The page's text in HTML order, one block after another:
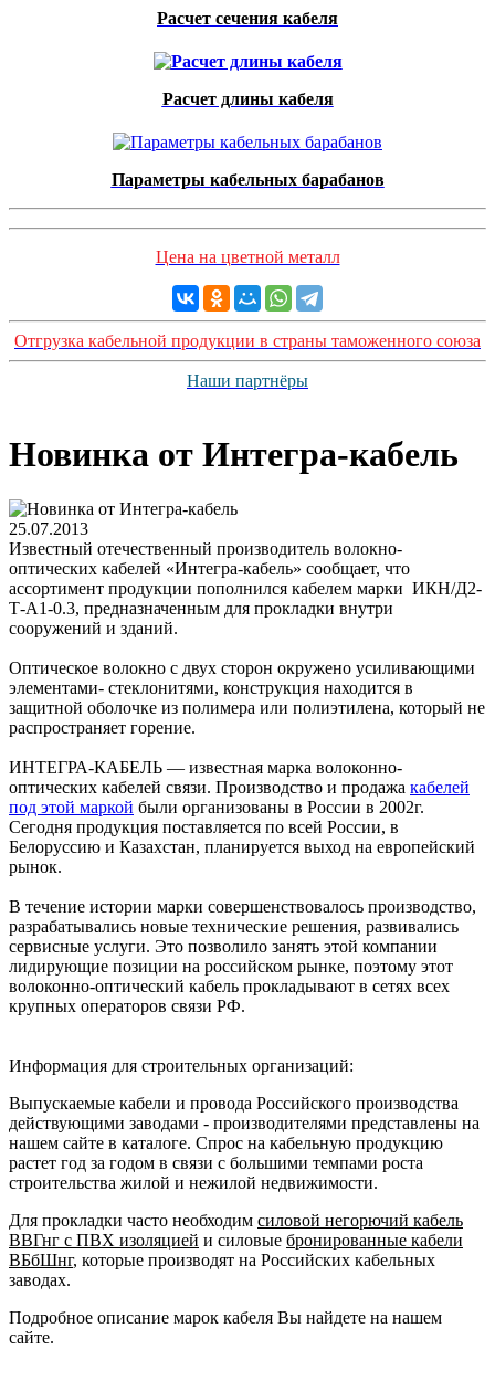
Расчет сечения кабеля
Расчет длины кабеля
Параметры кабельных барабанов
Цена на цветной металл
Отгрузка кабельной продукции в страны таможенного союза
Наши партнёры
Новинка от Интегра-кабель
25.07.2013
Известный отечественный производитель волокно-
оптических кабелей «Интегра-кабель» сообщает, что
ассортимент продукции пополнился кабелем марки ИКН/Д2-
Т-А1-0.3, предназначенным для прокладки внутри
сооружений и зданий.
Оптическое волокно с двух сторон окружено усиливающими
элементами- стеклонитями, конструкция находится в
защитной оболочке из полимера или полиэтилена, который не
распространяет горение.
ИНТЕГРА-КАБЕЛЬ — известная марка волоконно-
оптических кабелей связи. Производство и продажа кабелей
под этой маркой были организованы в России в 2002г.
Сегодня продукция поставляется по всей России, в
Белоруссию и Казахстан, планируется выход на европейский
рынок.
В течение истории марки совершенствовалось производство,
разрабатывались новые технические решения, развивались
сервисные услуги. Это позволило занять этой компании
лидирующие позиции на российском рынке, поэтому этот
волоконно-оптический кабель прокладывают в сетях всех
крупных операторов связи РФ.
Информация для строительных организаций:
Выпускаемые кабели и провода Российского производства
действующими заводами - производителями представлены на
нашем сайте в каталоге. Спрос на кабельную продукцию
растет год за годом в связи с большими темпами роста
строительства жилой и нежилой недвижимости.
Для прокладки часто необходим силовой негорючий кабель
ВВГнг с ПВХ изоляцией и силовые бронированные кабели
ВБбШнг, которые производят на Российских кабельных
заводах.
Подробное описание марок кабеля Вы найдете на нашем
сайте.